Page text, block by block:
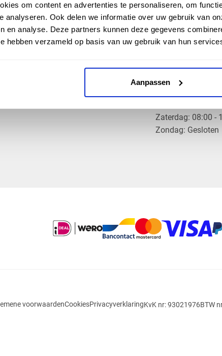
om content en advertenties te personaliseren, om
analyseren. Ook delen we informatie over uw gebruik van
en analyse. Deze partners kunnen deze gegevens
hebben verzameld op basis van uw gebruik van hun
Aanpassen
​Zaterdag: 08:00 -
​Zondag: Gesloten
voorwaardenCookiesPrivacyverklaringKvK nr: 93021976BTW